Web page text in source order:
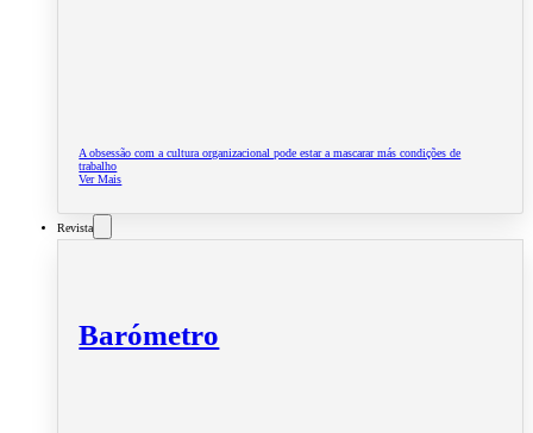
A obsessão com a cultura organizacional pode estar a mascarar más condições de
trabalho
Ver Mais
Revista
Barómetro